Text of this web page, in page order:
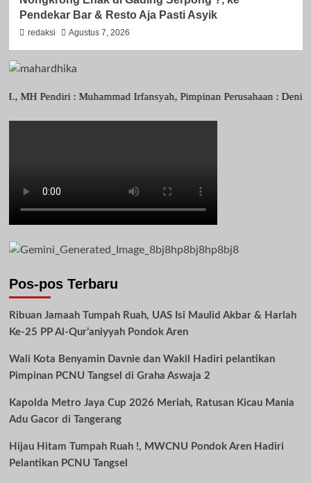
Pendekar Bar & Resto Aja Pasti Asyik
redaksi Agustus 7, 2026
Pendiri : Muhammad Irfansyah, Pimpinan Perusahaan : Deni
Pos-pos Terbaru
Ribuan Jamaah Tumpah Ruah, UAS Isi Maulid Akbar & Harlah
Ke-25 PP Al-Qur’aniyyah Pondok Aren
Wali Kota Benyamin Davnie dan Wakil Hadiri pelantikan
Pimpinan PCNU Tangsel di Graha Aswaja 2
Kapolda Metro Jaya Cup 2026 Meriah, Ratusan Kicau Mania
Adu Gacor di Tangerang
Hijau Hitam Tumpah Ruah !, MWCNU Pondok Aren Hadiri
Pelantikan PCNU Tangsel